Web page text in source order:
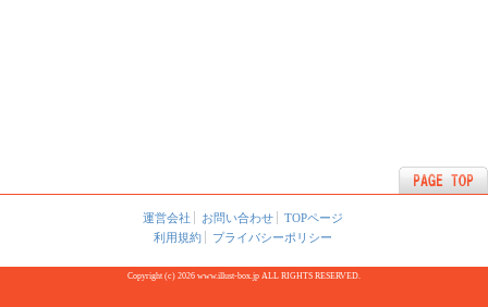
運営会社 お問い合わせ
TOPページ
利用規約
プライバシーポリシー
Copyright (c) 2026 www.illust-box.jp ALL RIGHTS RESERVED.